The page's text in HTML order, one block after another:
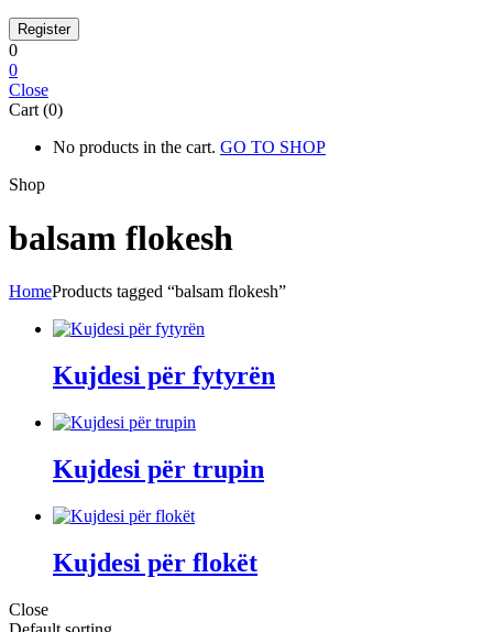
0
0
Close
Cart (0)
No products in the cart. GO TO SHOP
Shop
balsam flokesh
HomeProducts tagged “balsam flokesh”
Kujdesi për fytyrën
Kujdesi për trupin
Kujdesi për flokët
Close